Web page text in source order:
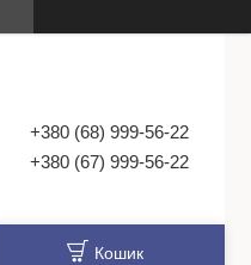
+380 (68) 999-56-22
+380 (67) 999-56-22
Кошик